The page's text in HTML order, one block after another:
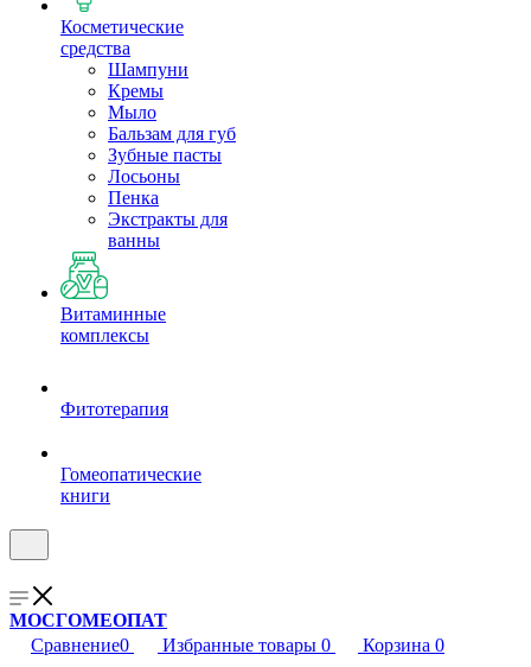
Косметические
средства
Шампуни
Кремы
Мыло
Бальзам для губ
Зубные пасты
Лосьоны
Пенка
Экстракты для
ванны
Витаминные
комплексы
Фитотерапия
Гомеопатические
книги
МОСГОМЕОПАТ
Сравнение0 Избранные товары 0 Корзина 0